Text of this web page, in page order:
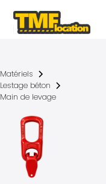
Matériels
Lestage béton
Main de levage